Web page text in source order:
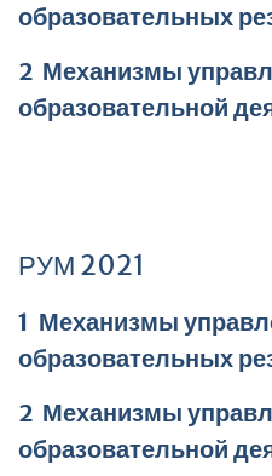
образовательных
2 Механизмы
образовательной
РУМ 2021
1 Механизмы
образовательных
2 Механизмы
образовательной